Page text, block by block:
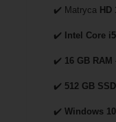
✔️ Matryca HD
✔️ Intel Core
✔️ 16 GB RAM
✔️ 512 GB
✔️Windows